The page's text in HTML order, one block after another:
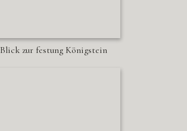
Blick zur festung Königstein